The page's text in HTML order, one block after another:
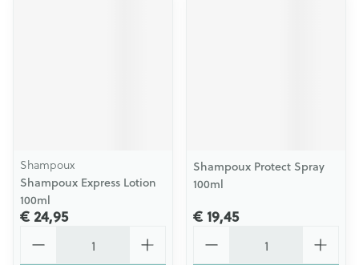
Shampoux
Shampoux Express Lotion
100ml
€ 24,95
Shampoux Protect Spray
100ml
€ 19,45